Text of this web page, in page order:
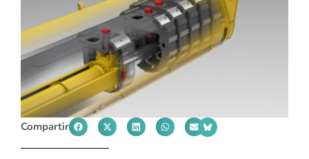
Compartir